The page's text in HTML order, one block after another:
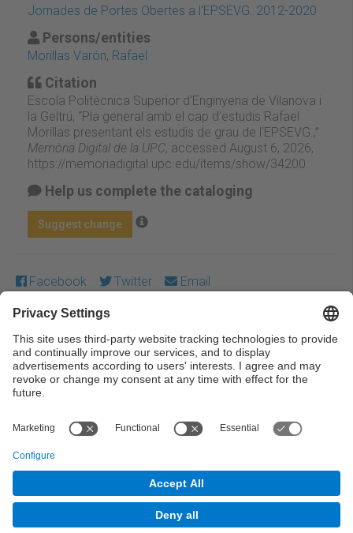
Jornades de Portes Obertes a l'EPSEVG. 2012-2020
Persons/entities
Morillas Varón, Rafael
Citation
Escola Politècnica Superior d'Enginyeria de Vilanova i
la Geltrú, “Pla general amb el cap d'estudis Rafael
Morillas presentant els estudis de grau de l'EPSEVG.,”
Memòria Digital de la UPC, accessed August 6, 2026,
https://memoriadigital.upc.edu/items/show/34200
Help us complete the cataloging
Suggest change
Facebook Twitter Email
Except where otherwise noted, content on this work is
licensed under a Creative Commons license:Attribution-
NonCommercial-NoDerivs 4.0 Generic
© UPC Universitat Politècnica de Catalunya ·